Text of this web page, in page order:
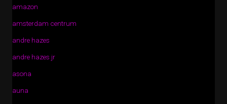
amazon
amsterdam centrum
andre hazes
andre hazes jr
asona
auna